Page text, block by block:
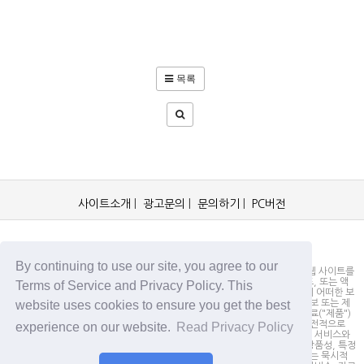
By continuing to use our site, you agree to our
Terms of Service and Privacy Policy. This
website uses cookies to ensure you get the best
experience on our website.
Read Privacy Policy
목록
사이트소개 광고문의 문의하기 PC버전
OCKorea365.com 오씨코리아365는 본 웹 사이트에 명시되어 있거나, 본 웹 사이트를
통해 배포되거나, 본 웹 사이트에 포함되어 있는 서비스로부터 링크, 다운로드, 또는 액
세스되는 정보, 내용 또는 광고(총칭하여 "자료")의 정확성이나 신뢰성에 대해 어떠한 보
증도 하지 않을 뿐만 아니라 서비스상의, 또는 서비스와 관련된 광고, 기타 정보 또는 제
안의 결과로서 디스플레이, 구매 또는 취득하게 되는 제품, 정보 또는 기타 자료("제품")
의 품질에 대해서도 보증을 하지 않습니다. 귀하는, 자료에 대한 신뢰 여부가 전적으로
본 웹사이트를 방문하신 귀하의 책임임을 인정합니다. OCKorea365.com은 서비스와
자료를 "있는 그대로" 제공하며, 서비스 또는 기타 자료 및 제품과 관련하여 상품성, 특정
목적에의 적합성에 대한 보증을 포함하되 이에 제한되지 않고 모든 명시적 또는 묵시적